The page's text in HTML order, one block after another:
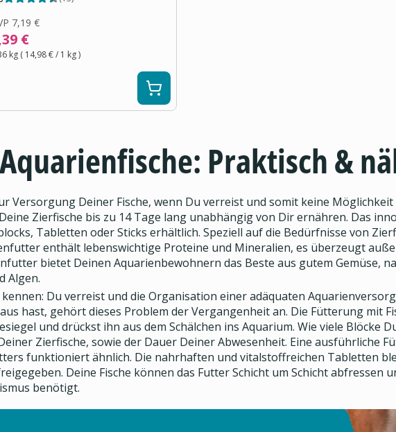
7,19 €
€
kg ( 14,98 €/ 1 kg)
Praktisch &
Versorgung Deiner Fische, wenn Du verreist und somit keine
Zierfische bis zu 14 Tage lang unabhängig von Dir ernähren. Das
Tabletten oder Sticks erhältlich. Speziell auf die Bedürfnisse von
enthält lebenswichtige Proteine und Mineralien, es überzeugt
bietet Deinen Aquarienbewohnern das Beste aus gutem Gemüse,
Algen.
Du verreist und die Organisation einer adäquaten
hast, gehört dieses Problem der Vergangenheit an. Die Fütterung mit
und drückst ihn aus dem Schälchen ins Aquarium. Wie viele Blöcke
Zierfische, sowie der Dauer Deiner Abwesenheit. Eine ausführliche
funktioniert ähnlich. Die nahrhaften und vitalstoffreichen Tabletten
Deine Fische können das Futter Schicht um Schicht abfressen
benötigt.